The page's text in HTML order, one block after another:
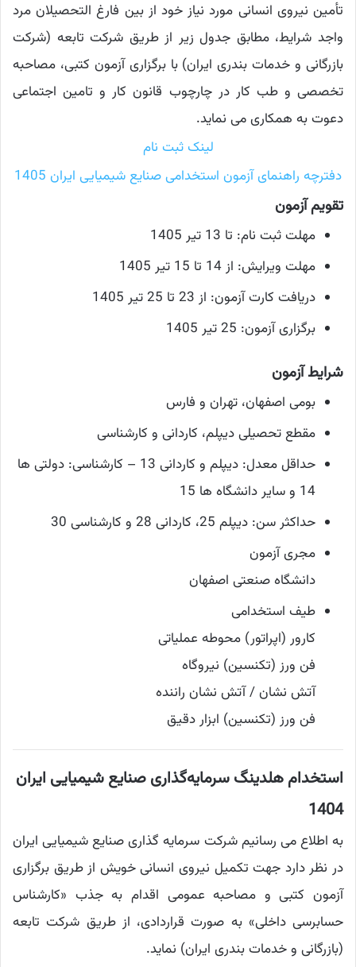
تأمین نیروی انسانی مورد نیاز خود از بین فارغ التحصیلان مرد
واجد شرایط، مطابق جدول زیر از طریق شرکت تابعه (شرکت
بازرگانی و خدمات بندری ایران) با برگزاری آزمون کتبی، مصاحبه
تخصصی و طب کار در چارچوب قانون کار و تامین اجتماعی
دعوت به همکاری می نماید.
لینک ثبت نام
دفترچه راهنمای آزمون استخدامی صنایع شیمیایی ایران 1405
تقویم آزمون
مهلت ثبت نام: تا 13 تیر 1405
مهلت ویرایش: از 14 تا 15 تیر 1405
دریافت کارت آزمون: از 23 تا 25 تیر 1405
برگزاری آزمون: 25 تیر 1405
شرایط آزمون
بومی اصفهان، تهران و فارس
مقطع تحصیلی دیپلم، کاردانی و کارشناسی
حداقل معدل: دیپلم و کاردانی 13 – کارشناسی: دولتی ها
14 و سایر دانشگاه ها 15
حداکثر سن: دیپلم 25، کاردانی 28 و کارشناسی 30
مجری آزمون
دانشگاه صنعتی اصفهان
طیف استخدامی
کارور (اپراتور) محوطه عملیاتی
فن ورز (تکنسین) نیروگاه
آتش نشان / آتش نشان راننده
فن ورز (تکنسین) ابزار دقیق
استخدام هلدینگ سرمایه‌گذاری صنایع شیمیایی ایران
1404
به اطلاع می رسانیم شرکت سرمایه گذاری صنایع شیمیایی ایران
در نظر دارد جهت تکمیل نیروی انسانی خویش از طریق برگزاری
آزمون کتبی و مصاحبه عمومی اقدام به جذب «کارشناس
حسابرسی داخلی» به صورت قراردادی، از طریق شرکت تابعه
(بازرگانی و خدمات بندری ایران) نماید.